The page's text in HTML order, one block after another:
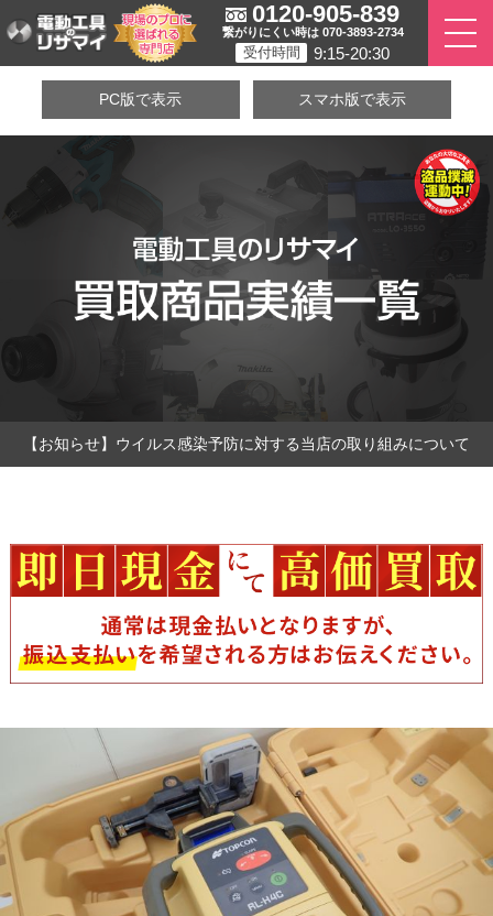
0120-905-839
繋がりにくい時は 070-3893-2734
受付時間 9:15-20:30
PC版で表示 スマホ版で表示
【お知らせ】ウイルス感染予防に対する当店の取り組みについて